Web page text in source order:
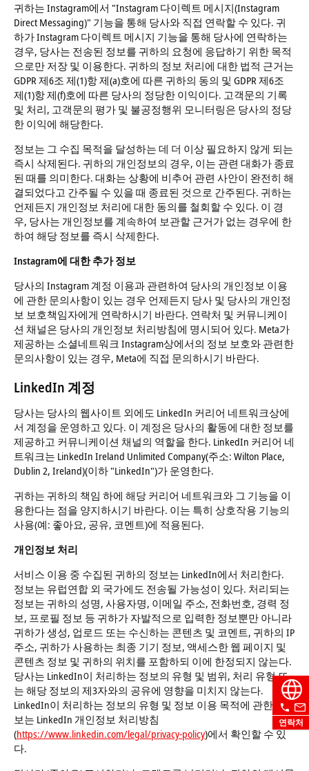
연락처
귀하는 Instagram에서 "Instagram 다이렉트 메시지(Instagram
Direct Messaging)" 기능을 통해 당사와 직접 연락할 수 있다. 귀
하가 Instagram 다이렉트 메시지 기능을 통해 당사에 연락하는
경우, 당사는 전송된 정보를 귀하의 요청에 응답하기 위한 목적
으로만 저장 및 이용한다. 귀하의 정보 처리에 대한 법적 근거는
GDPR 제6조 제(1)항 제(a)호에 따른 귀하의 동의 및 GDPR 제6조
제(1)항 제(f)호에 따른 당사의 정당한 이익이다. 고객문의 기록
및 처리, 고객문의 평가 및 불공정행위 모니터링은 당사의 정당
한 이익에 해당한다.
정보는 그 수집 목적을 달성하는 데 더 이상 필요하지 않게 되는
즉시 삭제된다. 귀하의 개인정보의 경우, 이는 관련 대화가 종료
된 때를 의미한다. 대화는 상황에 비추어 관련 사안이 완전히 해
결되었다고 간주될 수 있을 때 종료된 것으로 간주된다. 귀하는
언제든지 개인정보 처리에 대한 동의를 철회할 수 있다. 이 경
우, 당사는 개인정보를 계속하여 보관할 근거가 없는 경우에 한
하여 해당 정보를 즉시 삭제한다.
Instagram에 대한 추가 정보
당사의 Instagram 계정 이용과 관련하여 당사의 개인정보 이용
에 관한 문의사항이 있는 경우 언제든지 당사 및 당사의 개인정
보 보호책임자에게 연락하시기 바란다. 연락처 및 커뮤니케이
션 채널은 당사의 개인정보 처리방침에 명시되어 있다. Meta가
제공하는 소셜네트워크 Instagram상에서의 정보 보호와 관련한
문의사항이 있는 경우, Meta에 직접 문의하시기 바란다.
LinkedIn 계정
당사는 당사의 웹사이트 외에도 LinkedIn 커리어 네트워크상에
서 계정을 운영하고 있다. 이 계정은 당사의 활동에 대한 정보를
제공하고 커뮤니케이션 채널의 역할을 한다. LinkedIn 커리어 네
트워크는 LinkedIn Ireland Unlimited Company(주소: Wilton Place,
Dublin 2, Ireland)(이하 "LinkedIn")가 운영한다.
귀하는 귀하의 책임 하에 해당 커리어 네트워크와 그 기능을 이
용한다는 점을 양지하시기 바란다. 이는 특히 상호작용 기능의
사용(예: 좋아요, 공유, 코멘트)에 적용된다.
개인정보 처리
서비스 이용 중 수집된 귀하의 정보는 LinkedIn에서 처리한다.
정보는 유럽연합 외 국가에도 전송될 가능성이 있다. 처리되는
정보는 귀하의 성명, 사용자명, 이메일 주소, 전화번호, 경력 정
보, 프로필 정보 등 귀하가 자발적으로 입력한 정보뿐만 아니라
귀하가 생성, 업로드 또는 수신하는 콘텐츠 및 코멘트, 귀하의 IP
주소, 귀하가 사용하는 최종 기기 정보, 액세스한 웹 페이지 및
콘텐츠 정보 및 귀하의 위치를 포함하되 이에 한정되지 않는다.
당사는 LinkedIn이 처리하는 정보의 유형 및 범위, 처리 유형 또
는 해당 정보의 제3자와의 공유에 영향을 미치지 않는다.
LinkedIn이 처리하는 정보의 유형 및 정보 이용 목적에 관한 정
보는 LinkedIn 개인정보 처리방침
(https://www.linkedin.com/legal/privacy-policy)에서 확인할 수 있
다.